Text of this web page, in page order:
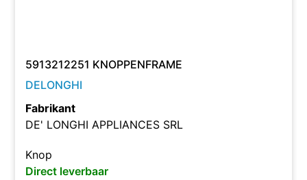
5913212251 KNOPPENFRAME
DELONGHI
Fabrikant
DE' LONGHI APPLIANCES SRL
Knop
Direct leverbaar